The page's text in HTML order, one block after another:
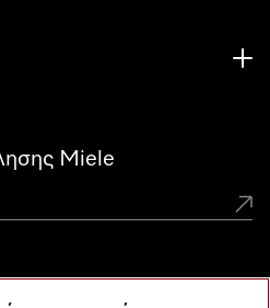
Miele